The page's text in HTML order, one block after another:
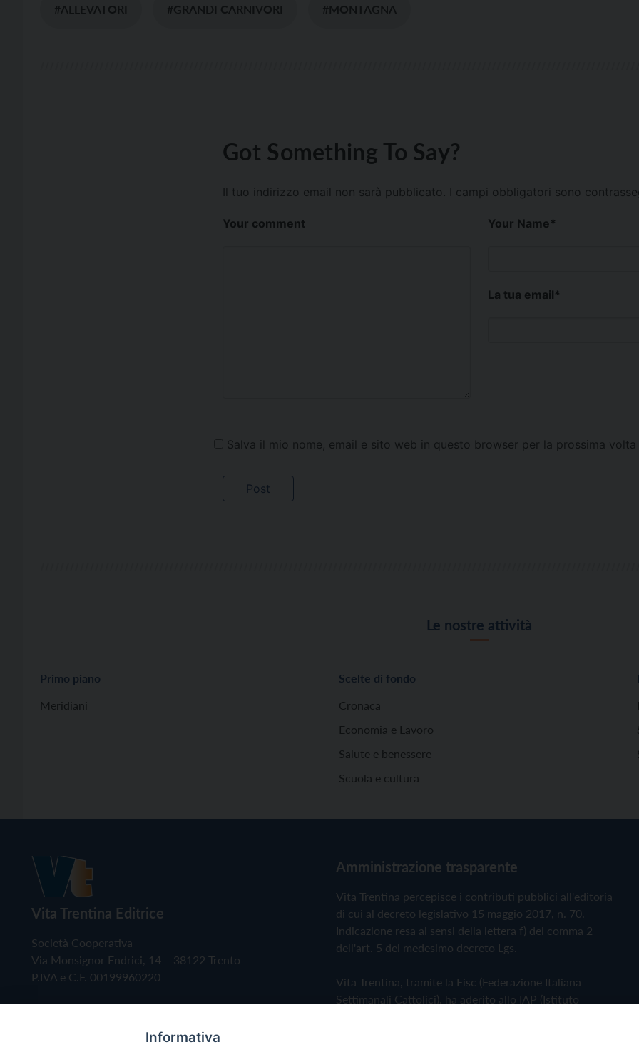
#ALLEVATORI #GRANDI CARNIVORI #MONTAGNA
Got Something To Say?
Il tuo indirizzo email non sarà pubblicato. I campi obbligatori sono
Your comment Your Name*
La tua email*
Salva il mio nome, email e sito web in questo browser per la prossima
Le nostre attività
Primo piano
Meridiani
Scelte di fondo
Cronaca
Economia e Lavoro
Salute e benessere
Scuola e cultura
Vita Trentina Editrice
Società Cooperativa
Via Monsignor Endrici, 14 – 38122 Trento
P.IVA e C.F. 00199960220
Amministrazione trasparente
Vita Trentina percepisce i contributi pubblici all'editoria
di cui al decreto legislativo 15 maggio 2017, n. 70.
Indicazione resa ai sensi della lettera f) del comma 2
dell'art. 5 del medesimo decreto Lgs.
Vita Trentina, tramite la Fisc (Federazione Italiana
Settimanali Cattolici), ha aderito allo IAP (Istituto
Informativa